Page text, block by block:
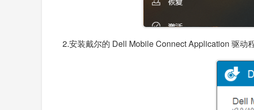
2.安装戴尔的 Dell Mobile Connect Application 驱动